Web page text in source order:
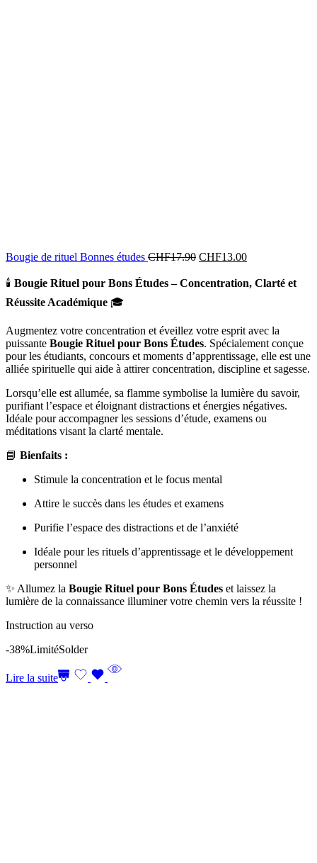
Bougie de rituel Bonnes études CHF17.90 CHF13.00
🕯️ Bougie Rituel pour Bons Études – Concentration, Clarté et
Réussite Académique 🎓
Augmentez votre concentration et éveillez votre esprit avec la
puissante Bougie Rituel pour Bons Études. Spécialement conçue
pour les étudiants, concours et moments d’apprentissage, elle est une
alliée spirituelle qui aide à attirer concentration, discipline et sagesse.
Lorsqu’elle est allumée, sa flamme symbolise la lumière du savoir,
purifiant l’espace et éloignant distractions et énergies négatives.
Idéale pour accompagner les sessions d’étude, examens ou
méditations visant la clarté mentale.
📘 Bienfaits :
Stimule la concentration et le focus mental
Attire le succès dans les études et examens
Purifie l’espace des distractions et de l’anxiété
Idéale pour les rituels d’apprentissage et le développement
personnel
✨ Allumez la Bougie Rituel pour Bons Études et laissez la
lumière de la connaissance illuminer votre chemin vers la réussite !
Instruction au verso
-38%LimitéSolder
Lire la suite